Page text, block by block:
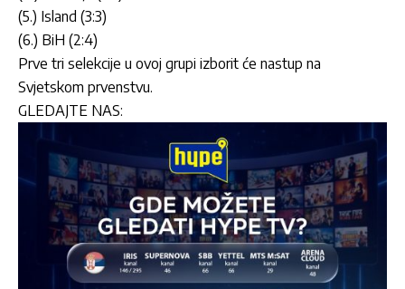
(5.) Island (3:3)
(6.) BiH (2:4)
Prve tri selekcije u ovoj grupi izborit će nastup na
Svjetskom prvenstvu.
GLEDAJTE NAS: